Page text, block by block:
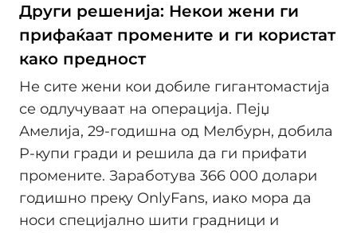
Други решенија: Некои жени ги
прифаќаат промените и ги користат
како предност
Не сите жени кои добиле гигантомастија
се одлучуваат на операција. Пејџ
Амелија, 29-годишна од Мелбурн, добила
P-купи гради и решила да ги прифати
промените. Заработува 366 000 долари
годишно преку OnlyFans, иако мора да
носи специјално шити градници и